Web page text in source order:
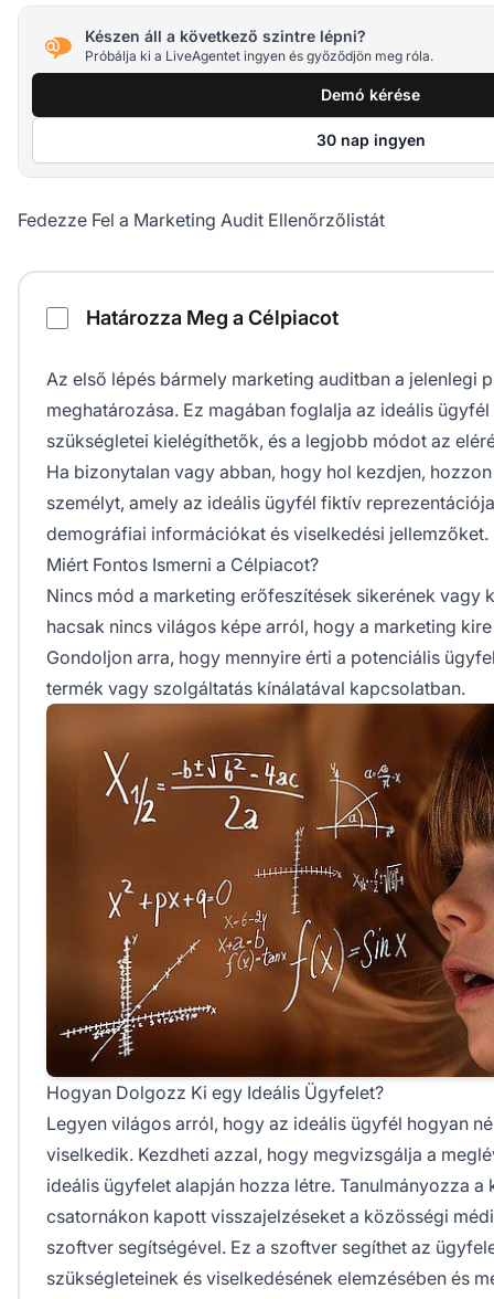
Készen áll a következő szintre lépni?
Próbálja ki a LiveAgentet ingyen és győződjön meg róla.
Demó kérése
30 nap ingyen
Fedezze Fel a Marketing Audit Ellenőrzőlistát
Marketing Audit Ellenőrzőlista
Határozza Meg a Célpiacot
Az első lépés bármely marketing auditban a jelenlegi
meghatározása. Ez magában foglalja az ideális
szükségletei kielégíthetők, és a legjobb módot az
Ha bizonytalan vagy abban, hogy hol kezdjen,
személyt, amely az ideális ügyfél fiktív
demográfiai információkat és viselkedési jellemzőket.
Miért Fontos Ismerni a Célpiacot?
Nincs mód a marketing erőfeszítések sikerének vagy
hacsak nincs világos képe arról, hogy a marketing
Gondoljon arra, hogy mennyire érti a potenciális
termék vagy szolgáltatás kínálatával kapcsolatban.
Hogyan Dolgozz Ki egy Ideális Ügyfelet?
Legyen világos arról, hogy az ideális ügyfél hogyan
viselkedik. Kezdheti azzal, hogy megvizsgálja a
ideális ügyfelet alapján hozza létre. Tanulmányozza a
csatornákon kapott visszajelzéseket a közösségi
szoftver segítségével. Ez a szoftver segíthet az
szükségleteinek és viselkedésének elemzésében és